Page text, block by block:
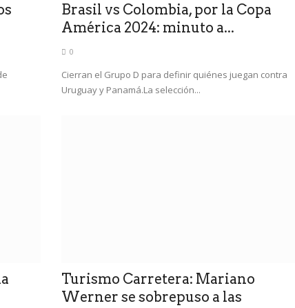
Brasil vs Colombia, por la Copa
América 2024: minuto a...
0
Cierran el Grupo D para definir quiénes juegan contra
Uruguay y Panamá.La selección...
Turismo Carretera: Mariano
Werner se sobrepuso a las